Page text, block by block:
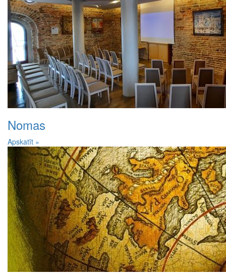
Nomas
Apskatīt »